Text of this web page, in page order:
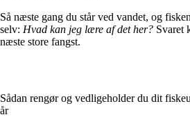
Så næste gang du står ved vandet, og
selv: Hvad kan jeg lære af det her? Svaret
næste store fangst.
Sådan rengør og vedligeholder du dit
år